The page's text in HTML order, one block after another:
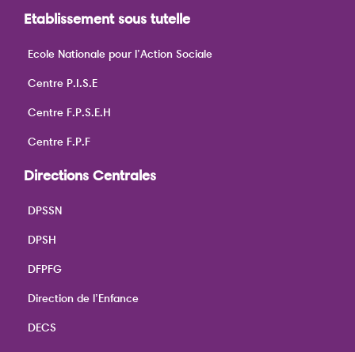
Etablissement sous tutelle
Ecole Nationale pour l’Action Sociale
Centre P.I.S.E
Centre F.P.S.E.H
Centre F.P.F
Directions Centrales
DPSSN
DPSH
DFPFG
Direction de l’Enfance
DECS